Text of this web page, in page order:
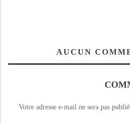
AUCUN
Votre adresse e-mail ne sera pas